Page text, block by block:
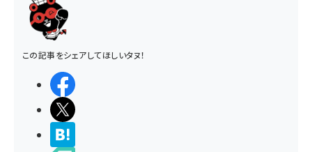
この記事をシェアしてほしいタヌ！